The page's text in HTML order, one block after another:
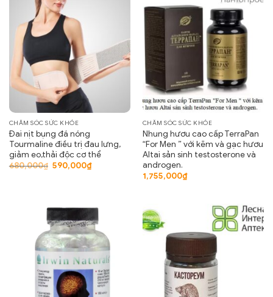
CHĂM SÓC SỨC KHỎE
Đai nịt bụng đá nóng
Tourmaline điều trị đau lưng,
giảm eo,thải độc cơ thể
680,000₫ Giá
590,000₫Giá
hiện
CHĂM SÓC SỨC KHỎE
Nhung hươu cao cấp TerraPan
“For Men ” với kẽm và gạc hươu
Altai sản sinh testosterone và
androgen.
1,755,000₫